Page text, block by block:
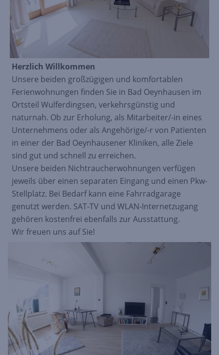
Herzlich Willkommen
Unsere beiden großzügigen und komfortablen
Ferienwohnungen finden Sie in Bad Oeynhausen im
Ortsteil Wulferdingsen, verkehrsgünstig und
naturnah. Ob zur Erholung, als Mitarbeiter/-in eines
Unternehmens oder als Angehörige/-r von Patienten
in einer der Bad Oeynhausener Kliniken, alle Ziele
sind gut und schnell zu erreichen.
Unsere beiden Nichtraucherwohnungen verfügen
jeweils über einen separaten Eingang und einen Pkw-
Stellplatz. Bei Bedarf kann eine Fahrradgarage
genutzt werden. SAT-TV und WLAN-Internetzugang
gehören kostenfrei ebenfalls zur Ausstattung.
Wir freuen uns auf Sie!